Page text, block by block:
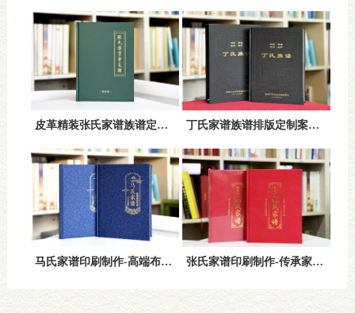
皮革精装张氏家谱族谱定制案例-高端复古设计方案解析 丁氏家谱族谱排版定制案例-精工打造家族传承典范
马氏家谱印刷制作-高端布艺封面与精装工艺彰显家族传承之美 张氏家谱印刷制作-传承家族文化的高端定制之选